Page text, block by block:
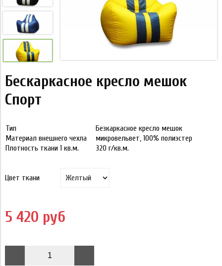
Бескаркасное кресло мешок
Спорт
Тип
Безкаркасное кресло мешок
Материал внешнего чехла
микровельвет, 100% полиэстер
Плотность ткани 1 кв.м.
320 г/кв.м.
Цвет ткани
5 420 руб